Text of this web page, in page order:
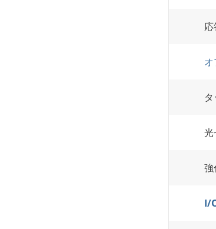
光
強
I/